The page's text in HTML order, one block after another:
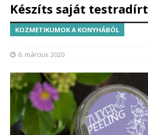
Készíts saját testradírt
KOZMETIKUMOK A KONYHÁBÓL
6. március 2020